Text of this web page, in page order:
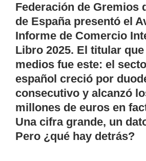
Federación de Gremios
de España presentó el
Informe de Comercio
Libro 2025. El titular
medios fue este: el
español creció por
consecutivo y alcanzó
millones de euros en
Una cifra grande, un
Pero ¿qué hay detrás?